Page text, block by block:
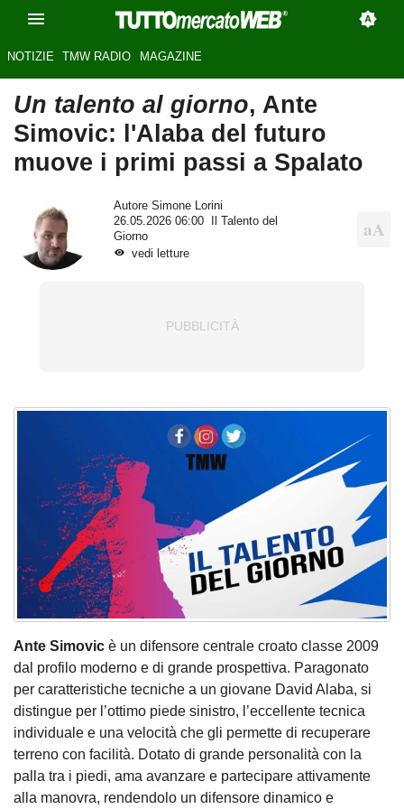
NOTIZIE TMW RADIO MAGAZINE
Un talento al giorno, Ante
Simovic: l'Alaba del futuro
muove i primi passi a Spalato
Autore Simone Lorini
26.05.2026 06:00
Il Talento del
Giorno
vedi letture
Ante Simovic è un difensore centrale croato classe 2009
dal profilo moderno e di grande prospettiva. Paragonato
per caratteristiche tecniche a un giovane David Alaba, si
distingue per l’ottimo piede sinistro, l’eccellente tecnica
individuale e una velocità che gli permette di recuperare
terreno con facilità. Dotato di grande personalità con la
palla tra i piedi, ama avanzare e partecipare attivamente
alla manovra, rendendolo un difensore dinamico e